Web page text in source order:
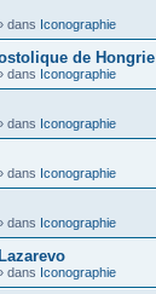
dans Iconographie
de Hongrie
dans Iconographie
dans Iconographie
dans Iconographie
dans Iconographie
dans Iconographie